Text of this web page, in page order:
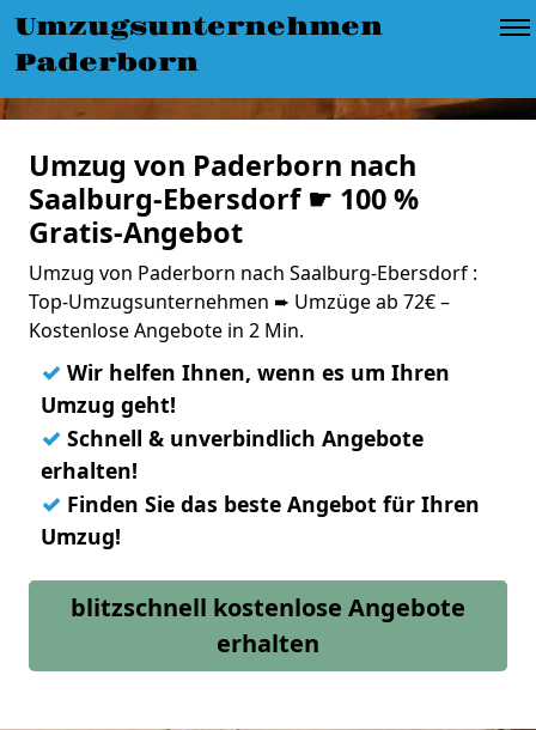
Umzugsunternehmen
Paderborn
Umzug von Paderborn nach
Saalburg-Ebersdorf ☛ 100 %
Gratis-Angebot
Umzug von Paderborn nach Saalburg-Ebersdorf :
Top-Umzugsunternehmen ➨ Umzüge ab 72€ –
Kostenlose Angebote in 2 Min.
✓ Wir helfen Ihnen, wenn es um Ihren
Umzug geht!
✓ Schnell & unverbindlich Angebote
erhalten!
✓ Finden Sie das beste Angebot für Ihren
Umzug!
blitzschnell kostenlose Angebote
erhalten